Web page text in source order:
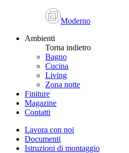
Moderno
Ambienti
Torna indietro
Bagno
Cucina
Living
Zona notte
Finiture
Magazine
Contatti
Lavora con noi
Documenti
Istruzioni di montaggio